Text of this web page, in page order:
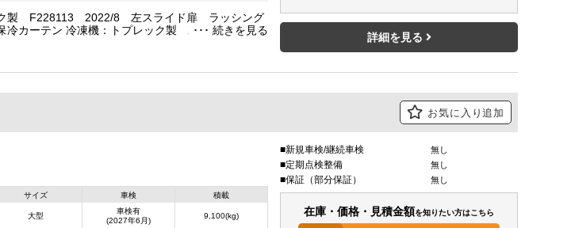
ク製 F228113 2022/8 左スライド扉 ラッシング
ーテン 冷凍機：トプレック製 XV22L0C 低
詳細を見る
お気に入り追加
サイズ
大型
車検
車検有
(2027年6月)
積載
9,100(kg)
新規車検/継続車検 無し
定期点検整備 無し
保証（部分保証） 無し
在庫・価格・見積金額を知りたい方はこちら